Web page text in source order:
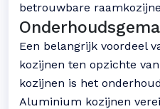
betrouwbare
Een belangrijk voordeel
kozijnen ten opzichte
kozijnen is het
Aluminium kozijnen